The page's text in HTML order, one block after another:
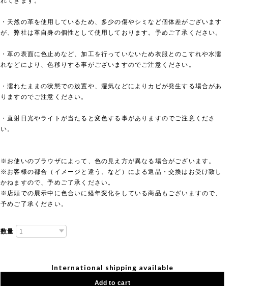
・天然の革を使用しているため、多少の傷やシミなど個体差がございます
が、弊社は革自身の個性として使用しております。予めご了承ください。
・革の表面に色止めなど、加工を行っていないため衣服とのこすれや水濡
れなどにより、色移りする事がございますのでご注意ください。
・濡れたままの状態での放置や、湿気などによりカビが発生する場合があ
りますのでご注意ください。
・直射日光やライトが当たると変色する事がありますのでご注意くださ
い。
※お使いのブラウザによって、色の見え方が異なる場合がございます。
※お客様の都合（イメージと違う、など）による返品・交換はお受け致し
かねますので、予めご了承ください。
※店頭での展示中に色合いに経年変化をしている商品もございますので、
予めご了承ください。
数量
International shipping available
Add to cart